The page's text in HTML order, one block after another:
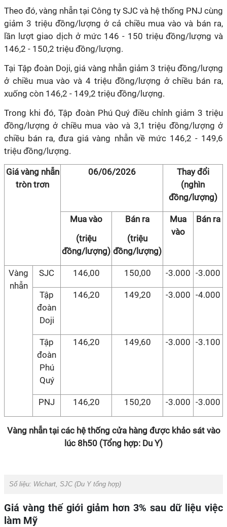
Theo đó, vàng nhẫn tại Công ty SJC và hệ thống PNJ cùng
giảm 3 triệu đồng/lượng ở cả chiều mua vào và bán ra,
lần lượt giao dịch ở mức 146 - 150 triệu đồng/lượng và
146,2 - 150,2 triệu đồng/lượng.
Tại Tập đoàn Doji, giá vàng nhẫn giảm 3 triệu đồng/lượng
ở chiều mua vào và 4 triệu đồng/lượng ở chiều bán ra,
xuống còn 146,2 - 149,2 triệu đồng/lượng.
Trong khi đó, Tập đoàn Phú Quý điều chỉnh giảm 3 triệu
đồng/lượng ở chiều mua vào và 3,1 triệu đồng/lượng ở
chiều bán ra, đưa giá vàng nhẫn về mức 146,2 - 149,6
triệu đồng/lượng.
Giá vàng nhẫn
tròn trơn
06/06/2026
Thay đổi
(nghìn
đồng/lượng)
Mua vào
(triệu
đồng/lượng)
Bán ra
(triệu
đồng/lượng)
Mua
vào
Bán ra
Vàng
nhẫn
SJC 146,00 150,00 -3.000 -3.000
Tập
đoàn
Doji
146,20 149,20 -3.000 -4.000
Tập
đoàn
Phú
Quý
146,20 149,60 -3.000 -3.100
PNJ 146,20 150,20 -3.000 -3.000
Vàng nhẫn tại các hệ thống cửa hàng được khảo sát vào
lúc 8h50 (Tổng hợp: Du Y)
Số liệu: Wichart, SJC (Du Y tổng hợp)
Giá vàng thế giới giảm hơn 3% sau dữ liệu việc
làm Mỹ